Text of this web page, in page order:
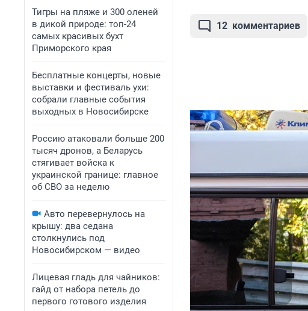
Тигры на пляже и 300 оленей
в дикой природе: топ-24
самых красивых бухт
Приморского края
Бесплатные концерты, новые
выставки и фестиваль ухи:
собрали главные события
выходных в Новосибирске
Россию атаковали больше 200
тысяч дронов, а Беларусь
стягивает войска к
украинской границе: главное
об СВО за неделю
Авто перевернулось на
крышу: два седана
столкнулись под
Новосибирском — видео
Лицевая гладь для чайников:
гайд от набора петель до
первого готового изделия
12 комментариев